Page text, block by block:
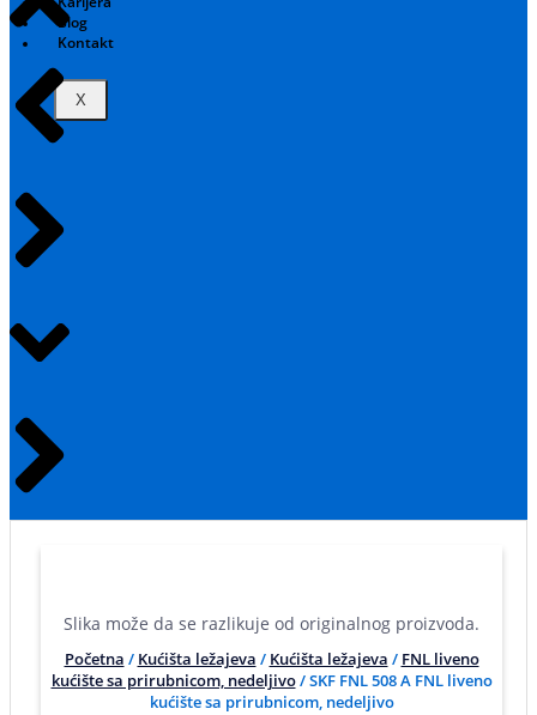
Blog
Kontakt
X
Slika može da se razlikuje od originalnog proizvoda.
Početna / Kućišta ležajeva / Kućišta ležajeva / FNL liveno
kućište sa prirubnicom, nedeljivo/ SKF FNL 508 A FNL liveno
kućište sa prirubnicom, nedeljivo